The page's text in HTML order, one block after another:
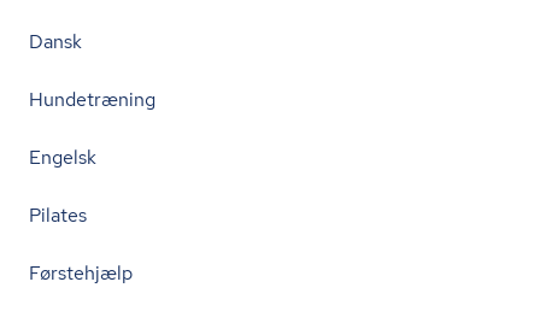
Dansk
Hundetræning
Engelsk
Pilates
Førstehjælp